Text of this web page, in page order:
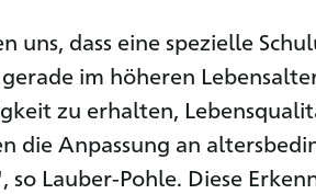
uns, dass eine spezielle
im höheren
zu erhalten,
die Anpassung an
Lauber-Pohle. Diese